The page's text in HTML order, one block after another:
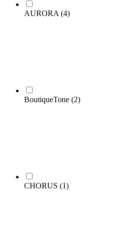
AURORA (4)
BoutiqueTone (2)
CHORUS (1)